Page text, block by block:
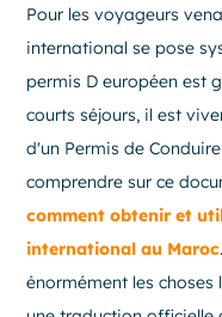
Pour les voyageurs
international se pose
permis D européen est
courts séjours, il est
d'un Permis de
comprendre sur ce
comment obtenir et
international au Maroc
énormément les